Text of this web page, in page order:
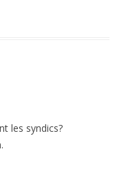
les syndics?